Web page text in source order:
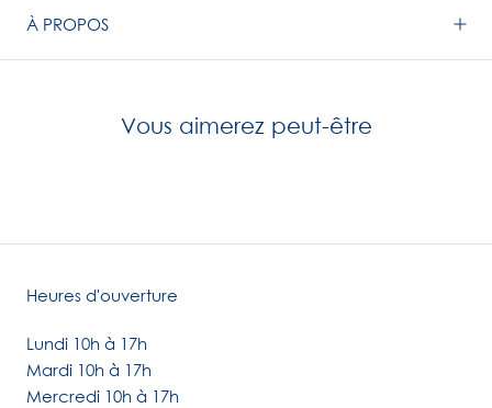
À PROPOS
Vous aimerez peut-être
Heures d'ouverture
Lundi 10h à 17h
Mardi 10h à 17h
Mercredi 10h à 17h